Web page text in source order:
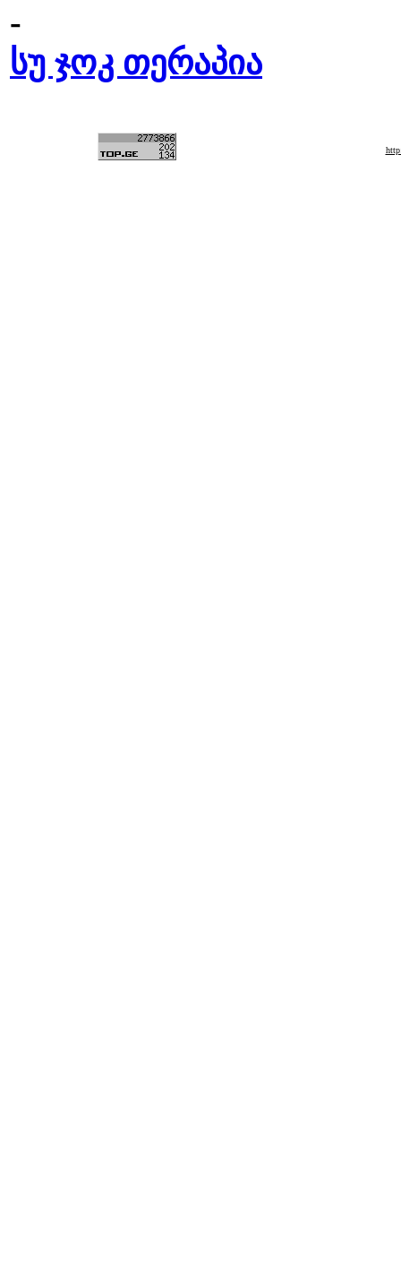
-
სუ ჯოკ თერაპია